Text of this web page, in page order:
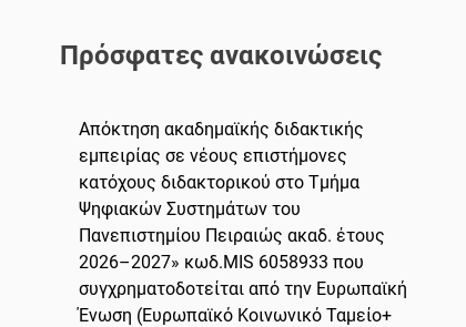
Πρόσφατες ανακοινώσεις
Απόκτηση ακαδημαϊκής διδακτικής
εμπειρίας σε νέους επιστήμονες
κατόχους διδακτορικού στο Τμήμα
Ψηφιακών Συστημάτων του
Πανεπιστημίου Πειραιώς ακαδ. έτους
2026–2027» κωδ.MIS 6058933 που
συγχρηματοδοτείται από την Ευρωπαϊκή
Ένωση (Ευρωπαϊκό Κοινωνικό Ταμείο+